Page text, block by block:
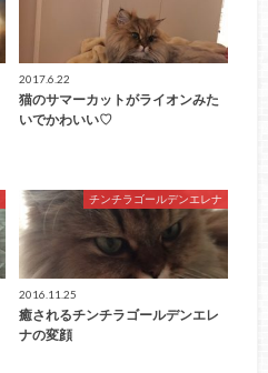
2017.6.22
猫のサマーカットがライオンみた
いでかわいい♡
チンチラゴールデンエレナ
2016.11.25
癒されるチンチラゴールデンエレ
ナの変顔